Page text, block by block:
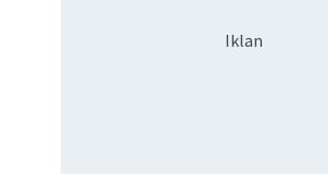
Iklan